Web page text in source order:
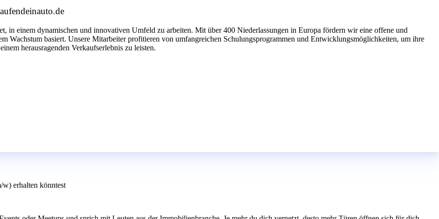
in einem dynamischen und innovativen Umfeld zu arbeiten. Mit über 400 Niederlassungen in Europa fördern wir eine offene und
Wachstum basiert. Unsere Mitarbeiter profitieren von umfangreichen Schulungsprogrammen und Entwicklungsmöglichkeiten, um ihre
herausragenden Verkaufserlebnis zu leisten.
w) erhalten könntest